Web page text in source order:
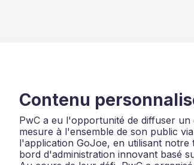
Contenu
PwC a eu l'opportunité de diffuser
mesure à l'ensemble de son public via
l'application GoJoe, en utilisant notre
bord d'administration innovant basé